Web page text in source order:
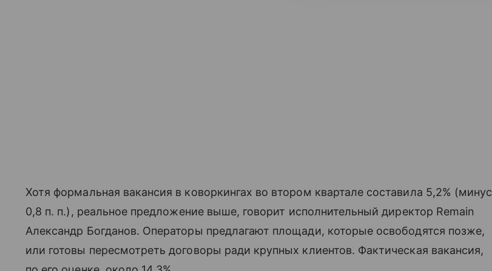
Хотя формальная вакансия в коворкингах во втором квартале составила 5,2% (минус
0,8 п. п.), реальное предложение выше, говорит исполнительный директор Remain
Александр Богданов. Операторы предлагают площади, которые освободятся позже,
или готовы пересмотреть договоры ради крупных клиентов. Фактическая вакансия,